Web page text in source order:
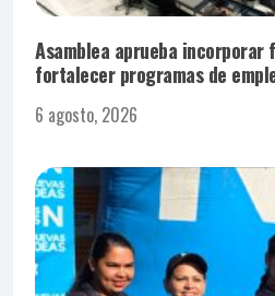
Asamblea aprueba incorporar
fortalecer programas de
6 agosto, 2026